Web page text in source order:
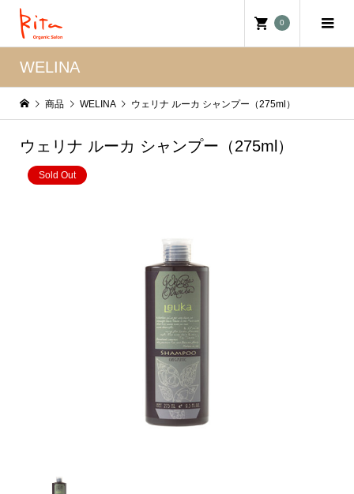
0
WELINA
商品 WELINA ウェリナ ルーカ シャンプー（275ml）
ウェリナ ルーカ シャンプー（275ml）
Sold Out